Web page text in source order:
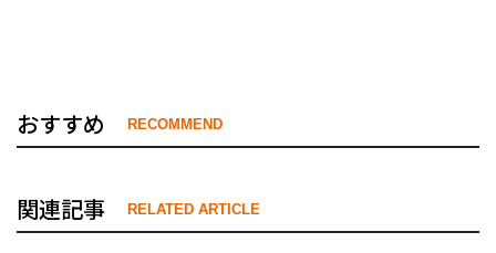
おすすめ RECOMMEND
関連記事 RELATED ARTICLE